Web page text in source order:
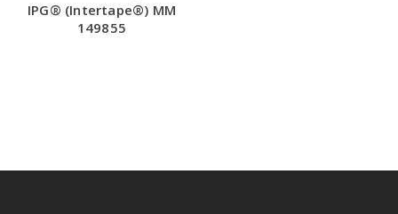
IPG® (Intertape®) MM
149855